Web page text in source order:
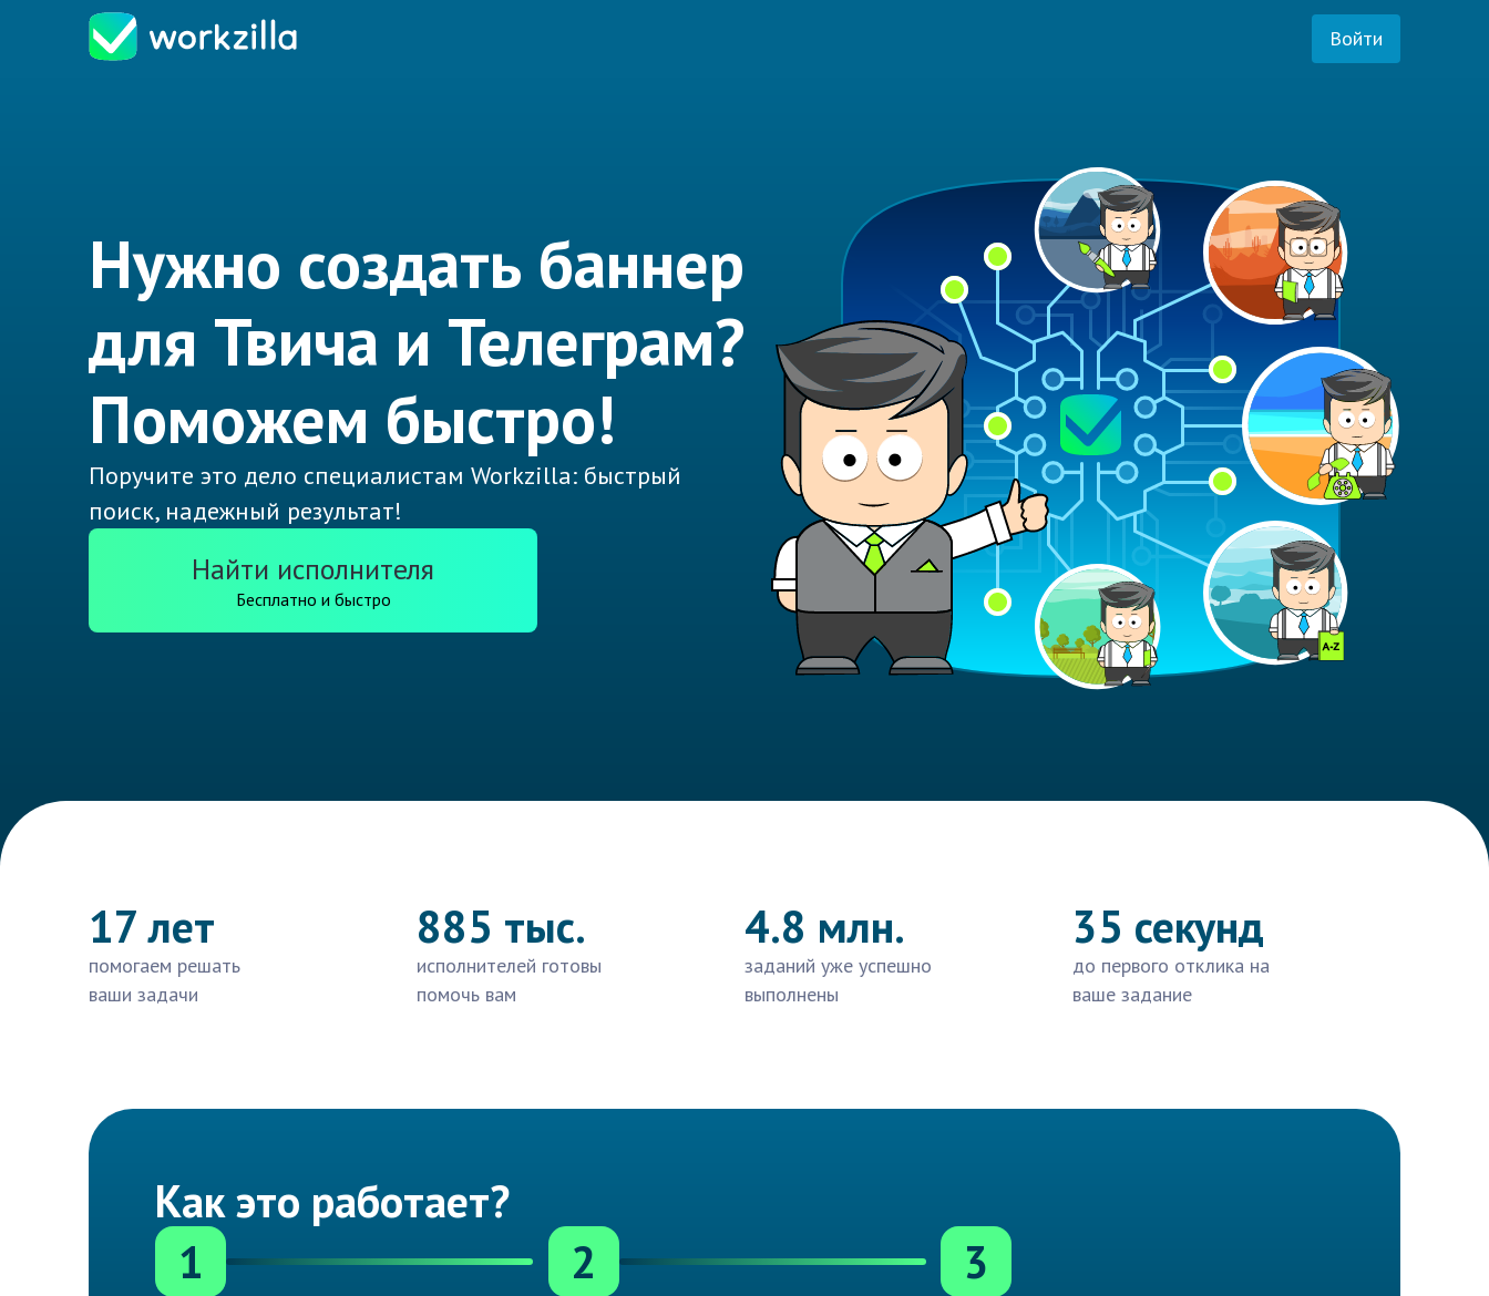
Войти
Нужно создать баннер
для Твича и Телеграм?
Поможем быстро!
Поручите это дело специалистам Workzilla: быстрый
поиск, надежный результат!
Найти исполнителя
Бесплатно и быстро
17 лет
помогаем решать
ваши задачи
885 тыс.
исполнителей готовы
помочь вам
4.8 млн.
заданий уже успешно
выполнены
35 секунд
до первого отклика на
ваше задание
Как это работает?
1
2 3